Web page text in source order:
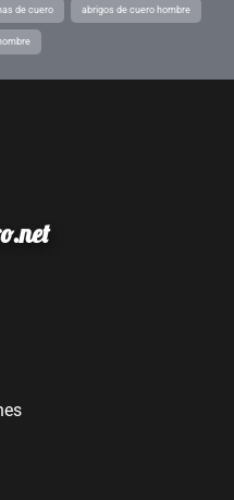
de cuero abrigos de cuero hombre